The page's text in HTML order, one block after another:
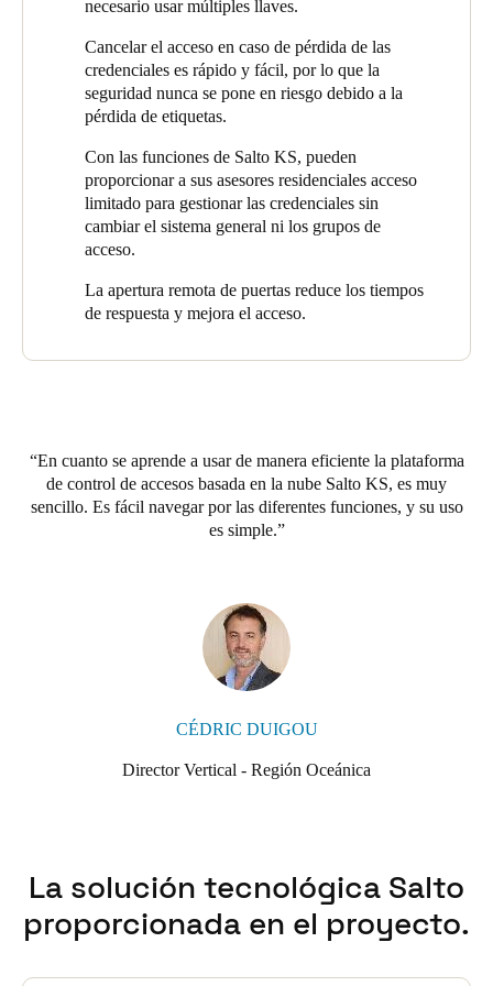
con el servicio fuera del horario de atención, y desde el
abrir las puertas principales para la entrega de paquetes y las de
las habitaciones en caso de que un estudiante se quede
encerrado. Ha mantenido a sus estudiantes y al personal a salvo
al limitar el contacto humano, brindando a la vez el mismo nivel
de servicio y facilidad de acceso.
necesario usar múltiples llaves.
Cancelar el acceso en caso de pérdida de las
credenciales es rápido y fácil, por lo que la
seguridad nunca se pone en riesgo debido a la
pérdida de etiquetas.
Con las funciones de Salto KS, pueden
proporcionar a sus asesores residenciales acceso
limitado para gestionar las credenciales sin
cambiar el sistema general ni los grupos de
acceso.
La apertura remota de puertas reduce los tiempos
de respuesta y mejora el acceso.
En cuanto se aprende a usar de manera eficiente la plataforma
de control de accesos basada en la nube Salto KS, es muy
sencillo. Es fácil navegar por las diferentes funciones, y su uso
es simple.
CÉDRIC DUIGOU
Director Vertical - Región Oceánica
La solución tecnológica Salto
proporcionada en el proyecto.